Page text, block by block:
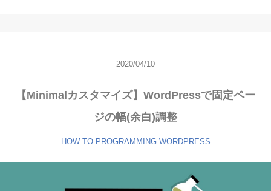
2020/04/10
【Minimalカスタマイズ】WordPressで固定ペー
ジの幅(余白)調整
HOW TO PROGRAMMING WORDPRESS